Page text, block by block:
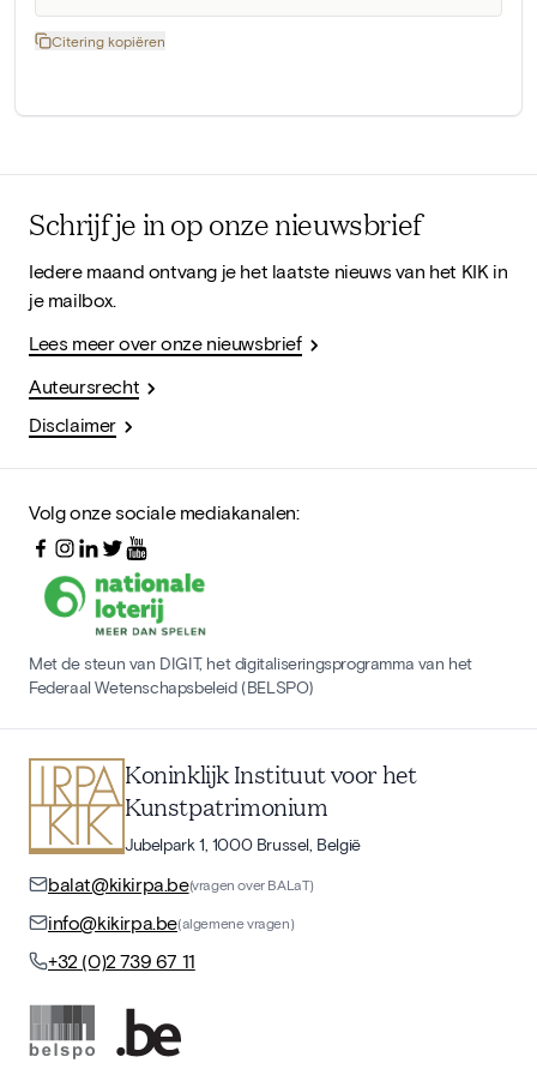
Citering kopiëren
Schrijf je in op onze nieuwsbrief
Iedere maand ontvang je het laatste nieuws van het KIK in
je mailbox.
Lees meer over onze nieuwsbrief
Auteursrecht
Disclaimer
Volg onze sociale mediakanalen:
Met de steun van DIGIT, het digitaliseringsprogramma van het
Federaal Wetenschapsbeleid (BELSPO)
Koninklijk Instituut voor het
Kunstpatrimonium
Jubelpark 1, 1000 Brussel, België
balat@kikirpa.be(vragen over BALaT)
info@kikirpa.be(algemene vragen)
+32 (0)2 739 67 11